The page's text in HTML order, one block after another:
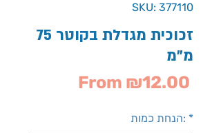
SKU: 377110
זכוכית מגדלת בקוטר 75
מ"מ
From ₪12.00
הנחת כמות: *